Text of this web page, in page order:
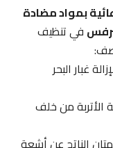
بمواد مضادة
في تنظيف
البحر
من خلف